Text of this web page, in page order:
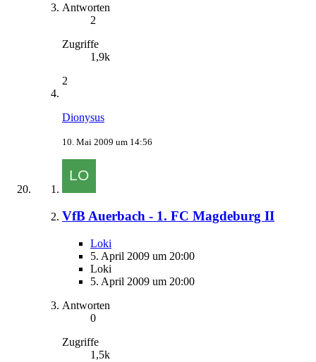
Antworten
2
Zugriffe
1,9k
2
Dionysus
10. Mai 2009 um 14:56
VfB Auerbach - 1. FC Magdeburg II
Loki
5. April 2009 um 20:00
Loki
5. April 2009 um 20:00
Antworten
0
Zugriffe
1,5k